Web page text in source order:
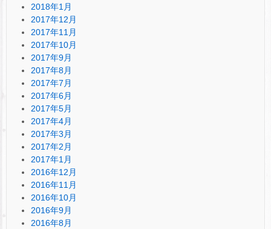
2018年1月
2017年12月
2017年11月
2017年10月
2017年9月
2017年8月
2017年7月
2017年6月
2017年5月
2017年4月
2017年3月
2017年2月
2017年1月
2016年12月
2016年11月
2016年10月
2016年9月
2016年8月